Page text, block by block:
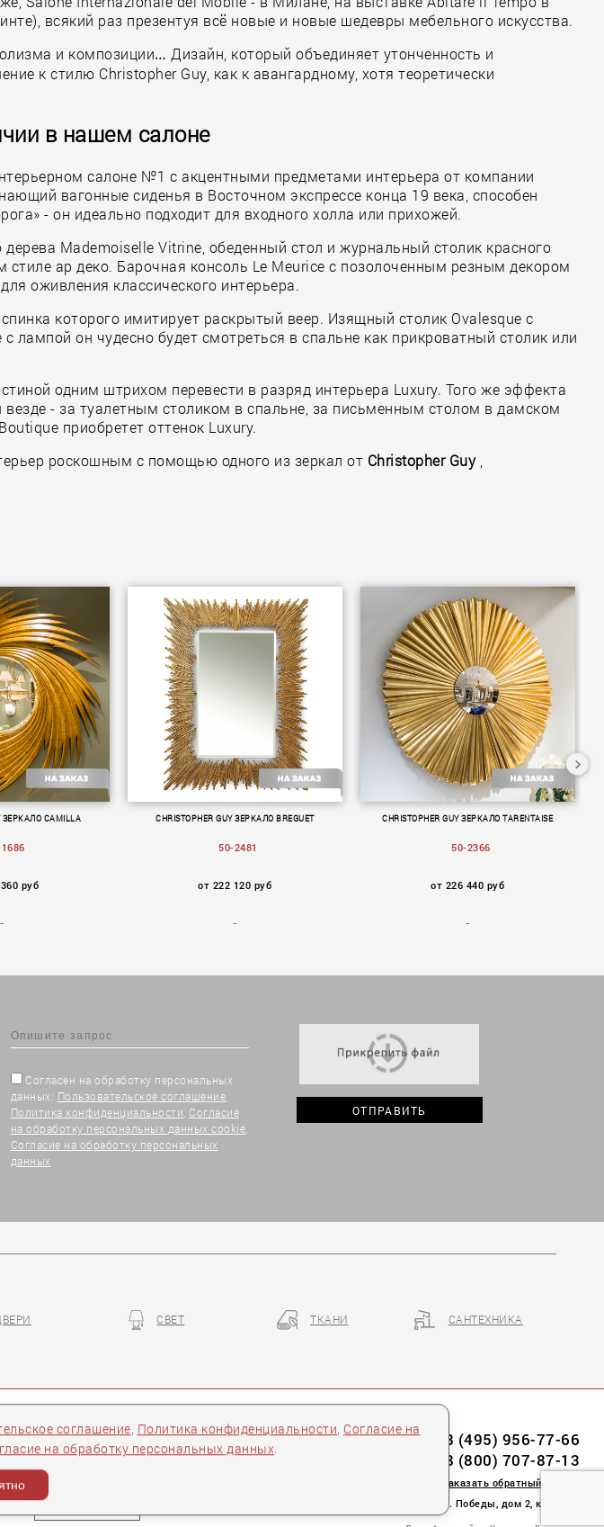
всякий раз презентуя всё новые и новые шедевры мебельного искусства.
и композиции… Дизайн, который объединяет утонченность и
к стилю Christopher Guy, как к авангардному, хотя теоретически
в нашем салоне
салоне №1 с акцентными предметами интерьера от компании
вагонные сиденья в Восточном экспрессе конца 19 века, способен
- он идеально подходит для входного холла или прихожей.
Mademoiselle Vitrine, обеденный стол и журнальный столик красного
ар деко. Барочная консоль Le Meurice с позолоченным резным декором
оживления классического интерьера.
которого имитирует раскрытый веер. Изящный столик Ovalesque с
лампой он чудесно будет смотреться в спальне как прикроватный столик или
одним штрихом перевести в разряд интерьера Luxury. Того же эффекта
- за туалетным столиком в спальне, за письменным столом в дамском
приобретет оттенок Luxury.
роскошным с помощью одного из зеркал от Christopher Guy,
ЗЕРКАЛО CAMILLA
руб
CHRISTOPHER GUY ЗЕРКАЛО BREGUET
50-2481
от 222 120 руб
CHRISTOPHER GUY ЗЕРКАЛО TARENTAISE
50-2366
от 226 440 руб
Согласен на обработку персональных
данных: Пользовательское соглашение,
Политика конфиденциальности, Согласие
на обработку персональных данных cookie,
Согласие на обработку персональных
данных
соглашение, Политика конфиденциальности, Согласие на
на обработку персональных данных.
СВЕТ ТКАНИ САНТЕХНИКА
Следите за нами:
8 (495) 956-77-66
8 (800) 707-87-13
заказать обратный звонок
пл. Победы, дом 2, корпус 2